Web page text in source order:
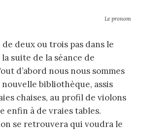
Le pronom
de deux ou trois pas dans le
suite de la séance de
d’abord nous nous sommes
bibliothèque, assis
chaises, au profil de violons
enfin à de vraies tables.
on se retrouvera qui voudra le